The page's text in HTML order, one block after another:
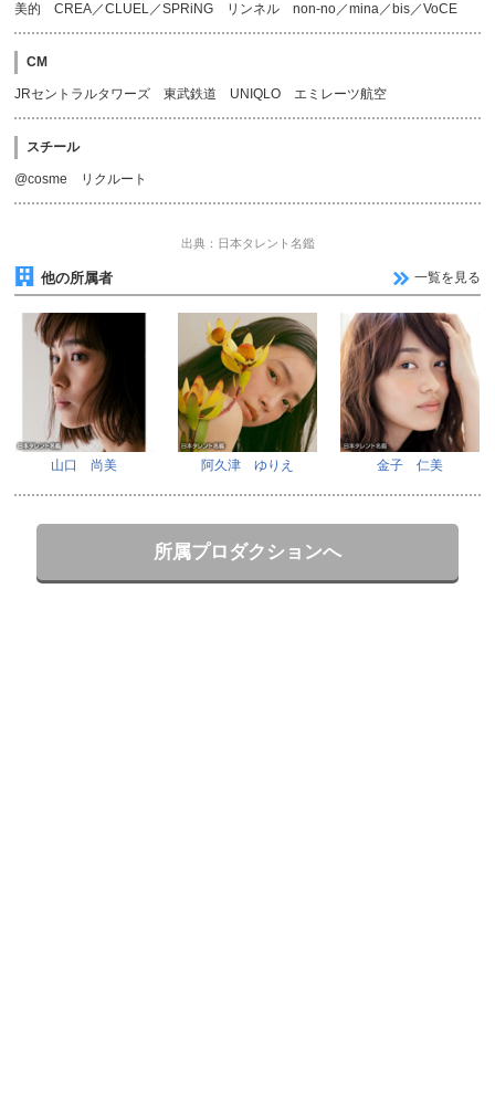
美的 CREA／CLUEL／SPRiNG リンネル non-no／mina／bis／VoCE
CM
JRセントラルタワーズ 東武鉄道 UNIQLO エミレーツ航空
スチール
@cosme リクルート
出典：日本タレント名鑑
他の所属者 一覧を見る
山口 尚美 阿久津 ゆりえ 金子 仁美
所属プロダクションへ